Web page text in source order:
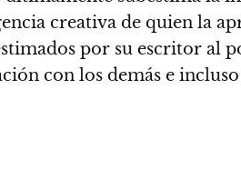
creativa de quien la
por su escritor al
con los demás e